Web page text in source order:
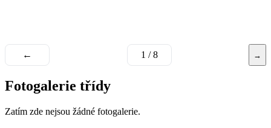
← 1 / 8 →
Fotogalerie třídy
Zatím zde nejsou žádné fotogalerie.